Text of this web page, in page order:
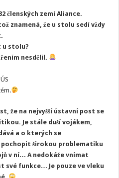
členských zemí Aliance.
znamená, že u stolu sedí vždy
u stolu?
nesdělil.
že na nejvyšší ústavní post se
Je stále duší vojákem,
a o kterých se
širokou problematiku
v ní… A nedokáže vnímat
své funkce… Je pouze ve vleku